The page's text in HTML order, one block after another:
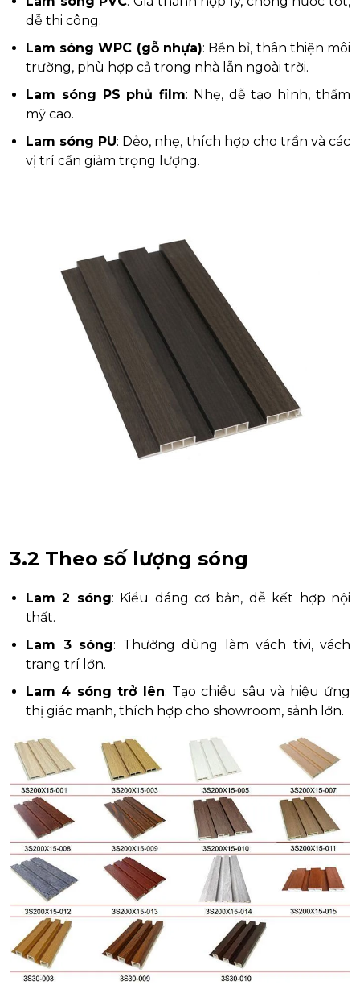
dễ thi công.
Lam sóng WPC (gỗ nhựa): Bền bỉ, thân thiện môi
trường, phù hợp cả trong nhà lẫn ngoài trời.
Lam sóng PS phủ film: Nhẹ, dễ tạo hình, thẩm
mỹ cao.
Lam sóng PU: Dẻo, nhẹ, thích hợp cho trần và các
vị trí cần giảm trọng lượng.
3.2 Theo số lượng sóng
Lam 2 sóng: Kiểu dáng cơ bản, dễ kết hợp nội
thất.
Lam 3 sóng: Thường dùng làm vách tivi, vách
trang trí lớn.
Lam 4 sóng trở lên: Tạo chiều sâu và hiệu ứng
thị giác mạnh, thích hợp cho showroom, sảnh lớn.